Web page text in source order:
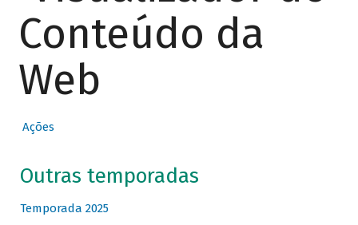
Conteúdo da
Web
Ações
Outras temporadas
Temporada 2025